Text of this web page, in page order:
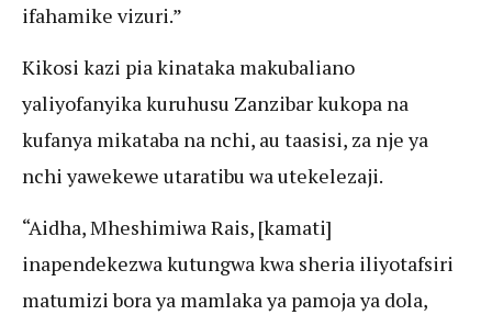
ifahamike vizuri.”
Kikosi kazi pia kinataka makubaliano
yaliyofanyika kuruhusu Zanzibar kukopa na
kufanya mikataba na nchi, au taasisi, za nje ya
nchi yawekewe utaratibu wa utekelezaji.
“Aidha, Mheshimiwa Rais, [kamati]
inapendekezwa kutungwa kwa sheria iliyotafsiri
matumizi bora ya mamlaka ya pamoja ya dola,